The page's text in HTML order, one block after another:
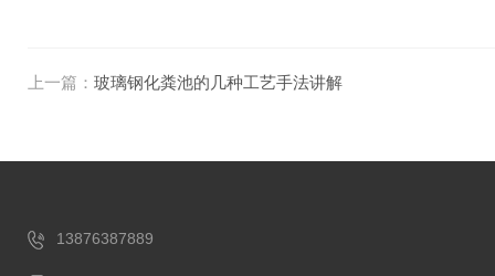
上一篇： 玻璃钢化粪池的几种工艺手法讲解
13876387889